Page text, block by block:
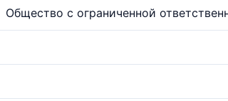
Общество с ограниченной